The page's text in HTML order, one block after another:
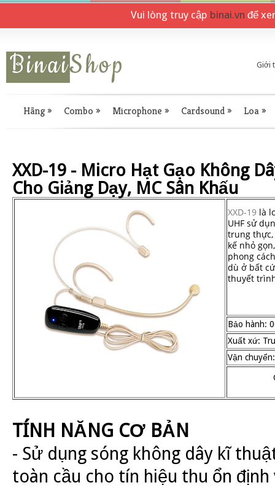
Vui lòng truy cập binai.vn để
Giới
Hãng» Combo » Microphone » Cardsound» Loa»
XXD-19 - Micro Hạt Gạo Không
Cho Giảng Dạy, MC Sân Khấu
XXD-19 là
UHF sử
trung
kế nhỏ
phong
dù ở bất
thuyết
Bảo hành:
Xuất xứ:
Vận
TÍNH NĂNG CƠ BẢN
- Sử dụng sóng không dây kĩ
toàn cầu cho tín hiệu thu ổn